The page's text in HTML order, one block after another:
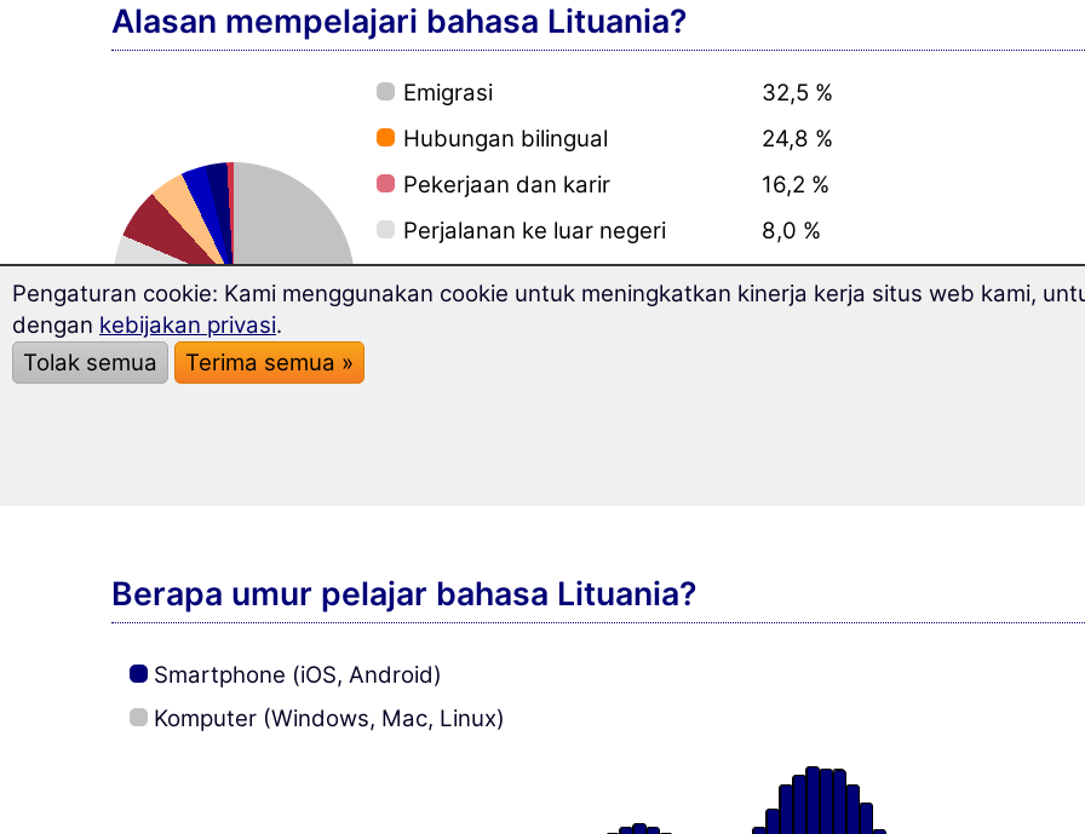
Alasan mempelajari bahasa Lituania?
Emigrasi
32,5 %
Hubungan bilingual
24,8 %
Pekerjaan dan karir
16,2 %
Perjalanan ke luar negeri
8,0 %
Berapa umur pelajar bahasa Lituania?
Smartphone (iOS, Android)
Komputer (Windows, Mac, Linux)
Pengaturan cookie: Kami menggunakan cookie untuk meningkatkan kinerja kerja situs web kami,
dengan kebijakan privasi.
Tolak semua
Terima semua »